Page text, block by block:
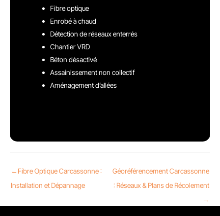
Fibre optique
Enrobé à chaud
Détection de réseaux enterrés
Chantier VRD
Béton désactivé
Assainissement non collectif
Aménagement d’allées
←Fibre Optique Carcassonne :
Installation et Dépannage
Géoréférencement Carcassonne
: Réseaux & Plans de Récolement
→